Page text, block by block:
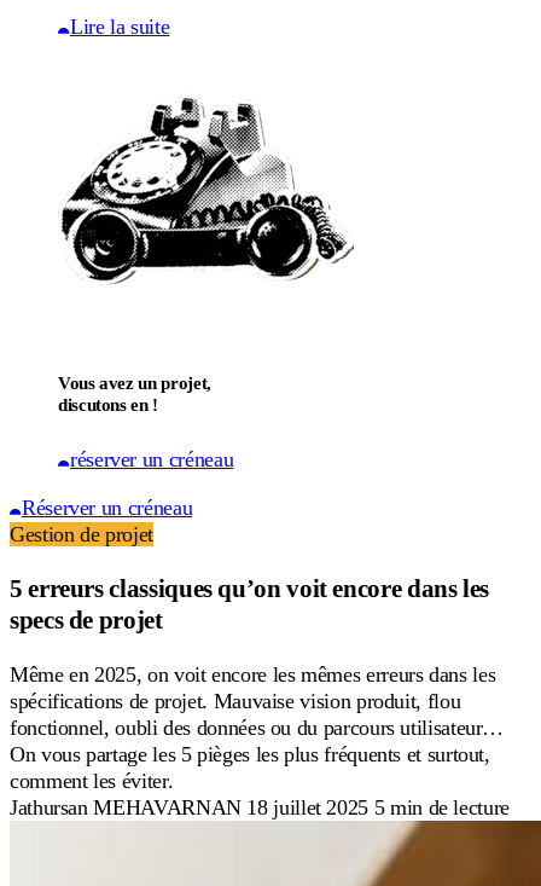
Lire la suite
Vous avez un projet,
discutons en !
réserver un créneau
Réserver un créneau
Gestion de projet
5 erreurs classiques qu’on voit encore dans les
specs de projet
Même en 2025, on voit encore les mêmes erreurs dans les
spécifications de projet. Mauvaise vision produit, flou
fonctionnel, oubli des données ou du parcours utilisateur…
On vous partage les 5 pièges les plus fréquents et surtout,
comment les éviter.
Jathursan MEHAVARNAN 18 juillet 2025 5 min de lecture